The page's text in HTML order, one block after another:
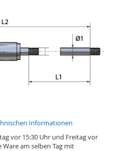
Informationen
vor 15:30 Uhr und Freitag vor
am selben Tag mit